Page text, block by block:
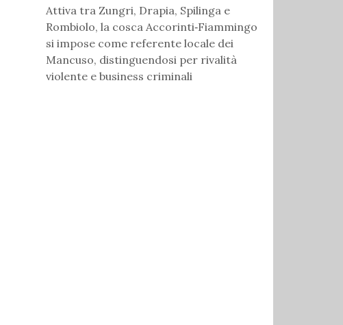
Attiva tra Zungri, Drapia, Spilinga e
Rombiolo, la cosca Accorinti‑Fiammingo
si impose come referente locale dei
Mancuso, distinguendosi per rivalità
violente e business criminali